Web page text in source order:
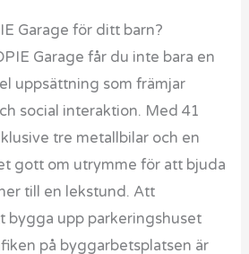
Garage för ditt barn?
Garage får du inte bara en
uppsättning som främjar
social interaktion. Med 41
tre metallbilar och en
gott om utrymme för att bjuda
till en lekstund. Att
bygga upp parkeringshuset
på byggarbetsplatsen är